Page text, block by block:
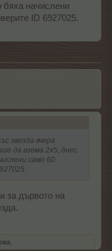
бяха начислени
ID 6927025.
звезда вчера
да взема 2х5, днес
само 60
за дървото на